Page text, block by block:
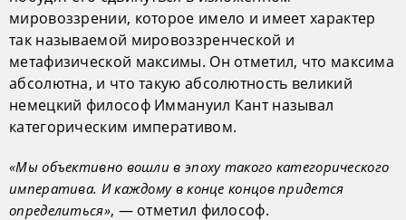
мировоззрении, которое имело и имеет характер
так называемой мировоззренческой и
метафизической максимы. Он отметил, что максима
абсолютна, и что такую абсолютность великий
немецкий философ Иммануил Кант называл
категорическим императивом.
«Мы объективно вошли в эпоху такого категорического
императива. И каждому в конце концов придется
определиться», — отметил философ.